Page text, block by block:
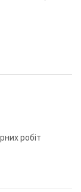
Зошит для лабораторних робіт